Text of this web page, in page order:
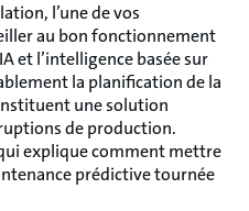
l’une de vos
au bon fonctionnement
et l’intelligence basée sur
la planification de la
une solution
de production.
explique comment mettre
prédictive tournée